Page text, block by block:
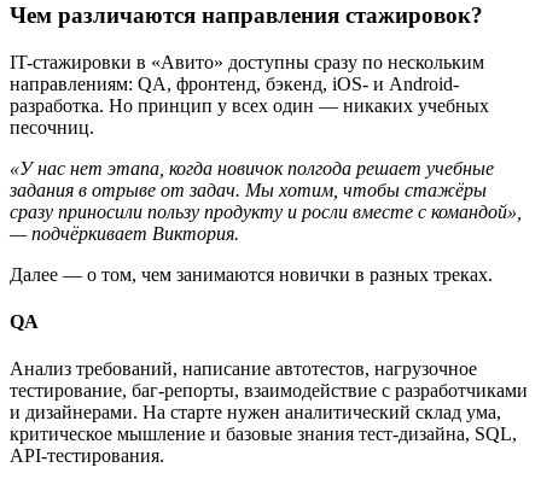
Чем различаются направления стажировок?
IT-cтажировки в «Авито» доступны сразу по нескольким
направлениям: QA, фронтенд, бэкенд, iOS- и Android-
разработка. Но принцип у всех один — никаких учебных
песочниц.
«У нас нет этапа, когда новичок полгода решает учебные
задания в отрыве от задач. Мы хотим, чтобы стажёры
сразу приносили пользу продукту и росли вместе с командой»,
— подчёркивает Виктория.
Далее — о том, чем занимаются новички в разных треках.
QA
Анализ требований, написание автотестов, нагрузочное
тестирование, баг-репорты, взаимодействие с разработчиками
и дизайнерами. На старте нужен аналитический склад ума,
критическое мышление и базовые знания тест-дизайна, SQL,
API-тестирования.